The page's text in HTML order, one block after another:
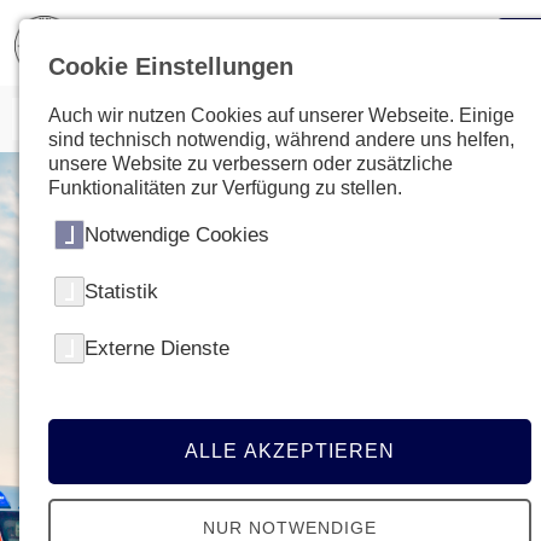
Cookie Einstellungen
Auch wir nutzen Cookies auf unserer Webseite. Einige
sind technisch notwendig, während andere uns helfen,
unsere Website zu verbessern oder zusätzliche
Funktionalitäten zur Verfügung zu stellen.
Notwendige Cookies
Statistik
Externe Dienste
ALLE AKZEPTIEREN
NUR NOTWENDIGE